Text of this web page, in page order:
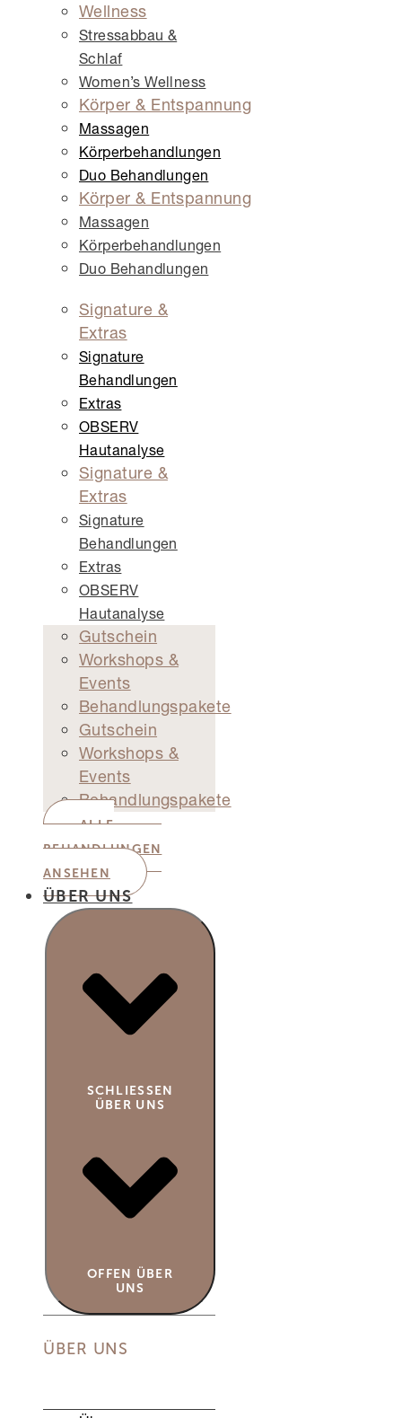
Wellness
Stressabbau &
Schlaf
Women’s Wellness
Körper & Entspannung
Massagen
Körper­behandlungen
Duo Behandlungen
Körper & Entspannung
Massagen
Körper­behandlungen
Duo Behandlungen
Signature &
Extras
Signature
Behandlungen
Extras
OBSERV
Hautanalyse
Signature &
Extras
Signature
Behandlungen
Extras
OBSERV
Hautanalyse
Gutschein
Workshops &
Events
Behandlungspakete
Gutschein
Workshops &
Events
Behandlungspakete
ALLE
BEHANDLUNGEN
ANSEHEN
ÜBER UNS
SCHLIESSEN Ü
BER UNS
OFFEN ÜBER
UNS
ÜBER UNS